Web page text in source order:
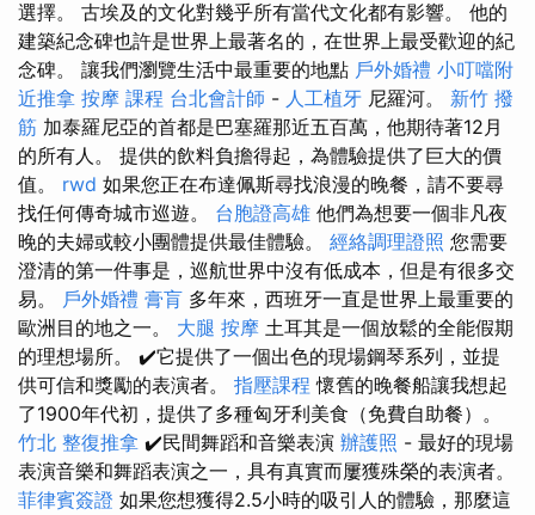
選擇。 古埃及的文化對幾乎所有當代文化都有影響。 他的
建築紀念碑也許是世界上最著名的，在世界上最受歡迎的紀
念碑。 讓我們瀏覽生活中最重要的地點 戶外婚禮 小叮噹附
近推拿 按摩 課程 台北會計師 - 人工植牙 尼羅河。 新竹 撥
筋 加泰羅尼亞的首都是巴塞羅那近五百萬，他期待著12月
的所有人。 提供的飲料負擔得起，為體驗提供了巨大的價
值。 rwd 如果您正在布達佩斯尋找浪漫的晚餐，請不要尋
找任何傳奇城市巡遊。 台胞證高雄 他們為想要一個非凡夜
晚的夫婦或較小團體提供最佳體驗。 經絡調理證照 您需要
澄清的第一件事是，巡航世界中沒有低成本，但是有很多交
易。 戶外婚禮 膏肓 多年來，西班牙一直是世界上最重要的
歐洲目的地之一。 大腿 按摩 土耳其是一個放鬆的全能假期
的理想場所。 ✔️它提供了一個出色的現場鋼琴系列，並提
供可信和獎勵的表演者。 指壓課程 懷舊的晚餐船讓我想起
了1900年代初，提供了多種匈牙利美食（免費自助餐）。
竹北 整復推拿 ✔️民間舞蹈和音樂表演 辦護照 - 最好的現場
表演音樂和舞蹈表演之一，具有真實而屢獲殊榮的表演者。
菲律賓簽證 如果您想獲得2.5小時的吸引人的體驗，那麼這